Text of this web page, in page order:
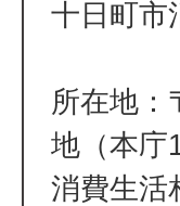
十日町市
所在地：
地（本庁1
消費生活